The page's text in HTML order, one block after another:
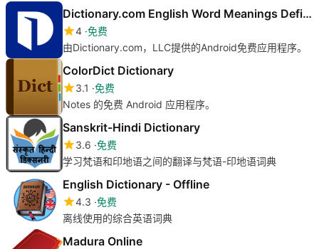
Dictionary.com English Word Meanings Definitions
4 免费
由Dictionary.com，LLC提供的Android免费应用程序。
ColorDict Dictionary
3.1 免费
Notes 的免费 Android 应用程序。
Sanskrit-Hindi Dictionary
3.6 免费
学习梵语和印地语之间的翻译与梵语-印地语词典
English Dictionary - Offline
4.3 免费
离线使用的综合英语词典
Madura Online